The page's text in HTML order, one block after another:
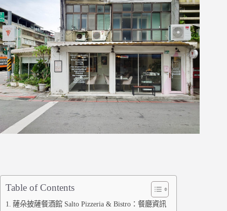
Table of Contents
薩朵披薩餐酒館 Salto Pizzeria & Bistro：餐廳資訊